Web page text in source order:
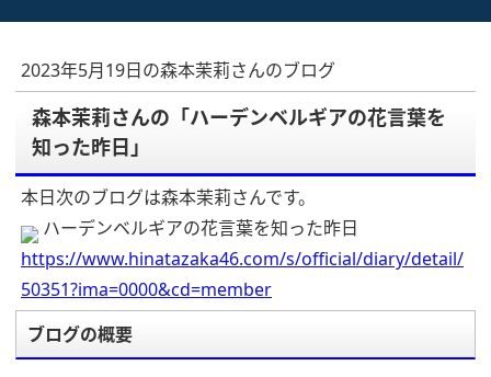
2023年5月19日の森本茉莉さんのブログ
森本茉莉さんの「ハーデンベルギアの花言葉を
知った昨日」
本日次のブログは森本茉莉さんです。
ハーデンベルギアの花言葉を知った昨日
https://www.hinatazaka46.com/s/official/diary/detail/
50351?ima=0000&cd=member
ブログの概要